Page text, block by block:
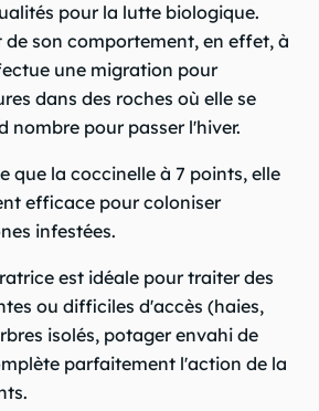
pour la lutte biologique.
de son comportement, en effet, à
une migration pour
dans des roches où elle se
nombre pour passer l'hiver.
que la coccinelle à 7 points, elle
efficace pour coloniser
infestées.
est idéale pour traiter des
ou difficiles d'accès (haies,
isolés, potager envahi de
parfaitement l'action de la